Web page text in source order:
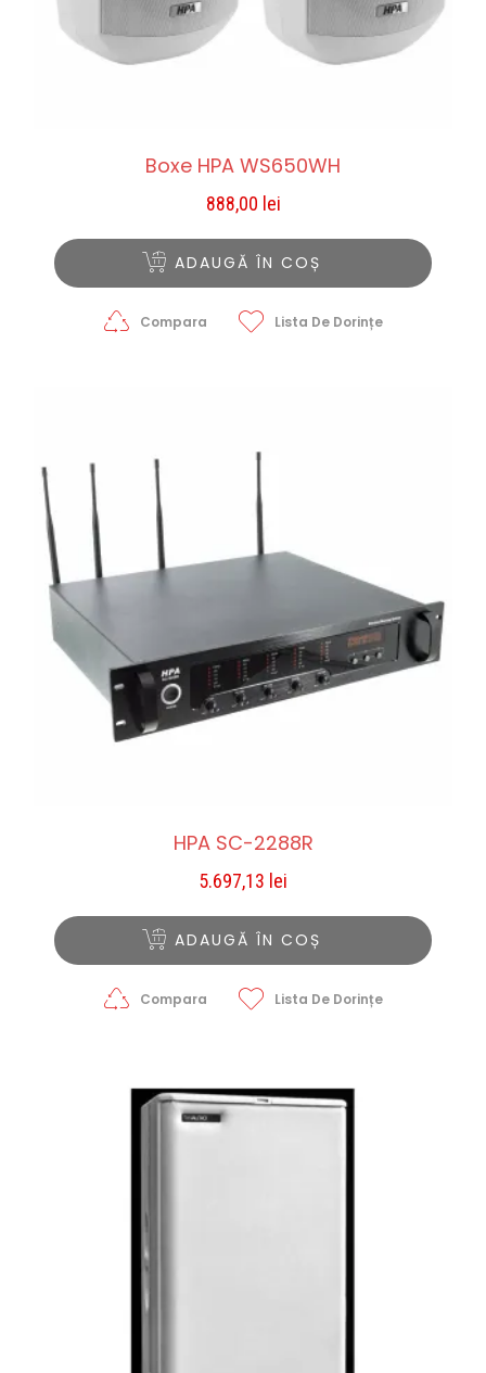
Boxe HPA WS650WH
888,00 lei
ADAUGĂ ÎN COȘ
Compara Lista De Dorințe
HPA SC-2288R
5.697,13 lei
ADAUGĂ ÎN COȘ
Compara Lista De Dorințe